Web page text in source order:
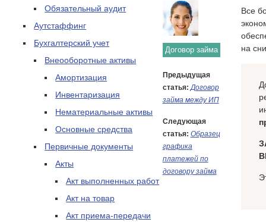
Обязательный аудит
Аутстаффинг
Бухгалтерский учет
Внеооборотные активы
Амортизация
Инвентаризация
Нематериальные активы
Основные средства
Первичные документы
Акты
Акт выполненных работ
Акт на товар
Акт приема-передачи
Договор займа
Предыдущая
статья: Договор
займа между ИП
Следующая
статья: Образец
графика
платежей по
договору займа
Все
на